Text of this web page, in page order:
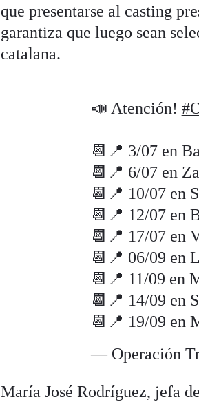
que presentarse al casting
garantiza que luego sean
catalana.
📣 Atención!
📆📍 3/07 en
📆📍 6/07 en
📆📍 10/07 en
📆📍 12/07 en
📆📍 17/07 en
📆📍 06/09 en
📆📍 11/09 en
📆📍 14/09 en
📆📍 19/09 en
— Operación
María José Rodríguez, jefa